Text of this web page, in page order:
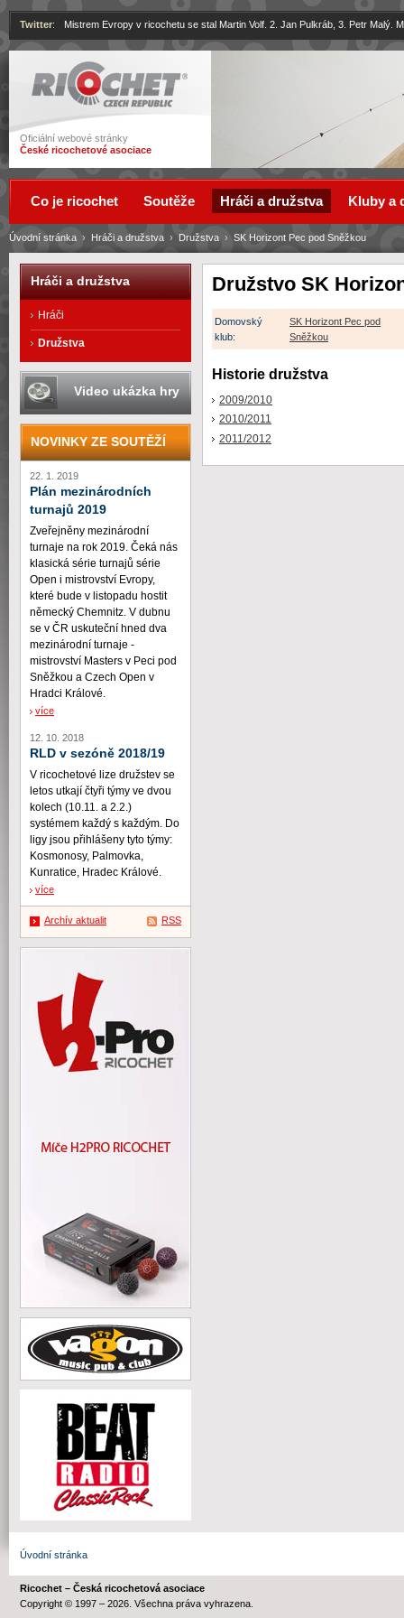
Ricochet
Oficiální webové stránky
České ricochetové asociace
Twitter: Mistrem Evropy v ricochetu se stal Martin Volf. 2. Jan Pulkráb, 3. Petr Malý.
Družstvo SK
Domovský
klub:
SK Horizont Pec pod
Sněžkou
Historie družstva
2009/2010
2010/2011
2011/2012
Úvodní stránka › Hráči a družstva › Družstva › SK Horizont Pec pod Sněžkou
Co je ricochet Soutěže Hráči a družstva Kluby a
Hráči a družstva
Hráči
Družstva
Video ukázka hry
NOVINKY ZE SOUTĚŽÍ
22. 1. 2019
Plán mezinárodních
turnajů 2019
Zveřejněny mezinárodní
turnaje na rok 2019. Čeká nás
klasická série turnajů série
Open i mistrovství Evropy,
které bude v listopadu hostit
německý Chemnitz. V dubnu
se v ČR uskuteční hned dva
mezinárodní turnaje -
mistrovství Masters v Peci pod
Sněžkou a Czech Open v
Hradci Králové.
více
12. 10. 2018
RLD v sezóně 2018/19
V ricochetové lize družstev se
letos utkají čtyři týmy ve dvou
kolech (10.11. a 2.2.)
systémem každý s každým. Do
ligy jsou přihlášeny tyto týmy:
Kosmonosy, Palmovka,
Kunratice, Hradec Králové.
více
Archív aktualit RSS
Úvodní stránka
Ricochet – Česká ricochetová asociace
Copyright © 1997 – 2026. Všechna práva vyhrazena.